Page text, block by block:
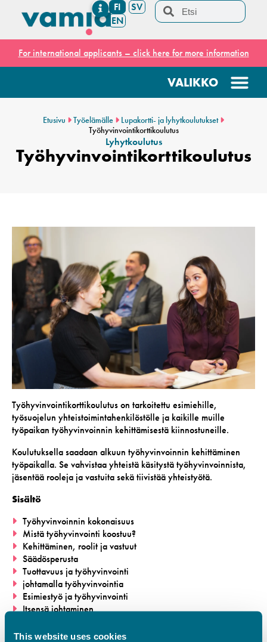
This website uses cookies
FI
SV
EN
For international applicants – click here for more information
Etusivu Työelämälle
Lupakortti- ja lyhytkoulutukset
Työhyvinvointikorttikoulutus
Lyhytkoulutus
Työhyvinvointikorttikoulutus
Työhyvinvointikorttikoulutus on tarkoitettu esimiehille,
työsuojelun yhteistoimintahenkilöstölle ja kaikille muille
työpaikan työhyvinvoinnin kehittämisestä kiinnostuneille.
Koulutuksella saadaan alkuun työhyvinvoinnin kehittäminen
työpaikalla. Se vahvistaa yhteistä käsitystä työhyvinvoinnista,
jäsentää rooleja ja vastuita sekä tiivistää yhteistyötä.
Sisältö
Työhyvinvoinnin kokonaisuus
Mistä työhyvinvointi koostuu?
Kehittäminen, roolit ja vastuut
Säädösperusta
Tuottavuus ja työhyvinvointi
johtamalla työhyvinvointia
Esimiestyö ja työhyvinvointi
Itsensä johtaminen
Työkyvyn edistäminen